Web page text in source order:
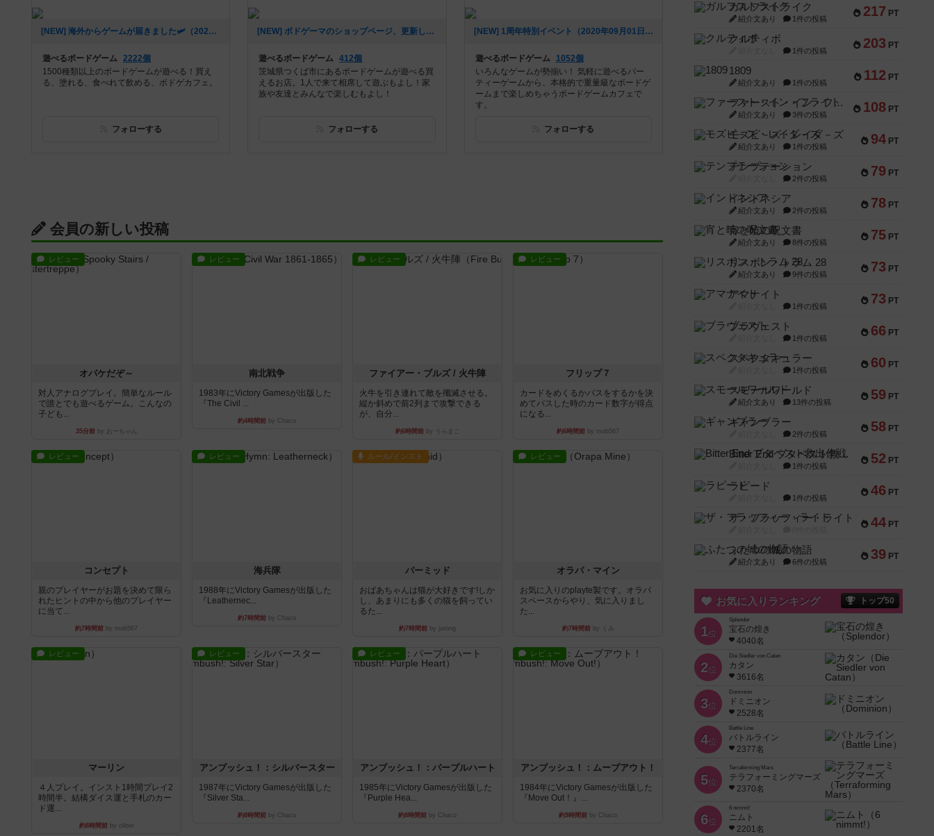
[NEW] 海外からゲームが届きました🛩（2021年12月28日 18時53分）
遊べるボードゲーム 2222個
1500種類以上のボードゲームが遊べる！買え
る、塗れる、食べれて飲める、ボドゲカフェ。
フォローする
[NEW] ボドゲーマのショップページ、更新しました！（2021年08月10日 07時08分）
遊べるボードゲーム 412個
茨城県つくば市にあるボードゲームが遊べる買
えるお店。1人で来て相席して遊ぶもよし！家
族や友達とみんなで楽しむもよし！
フォローする
[NEW] 1周年特別イベント（2020年09月01日 03時25分）
遊べるボードゲーム
1052個
いろんなゲームが勢揃い！ 気軽に遊べるパー
ティーゲームから、本格的で重量級なボードゲ
ームまで楽しめちゃうボードゲームカフェで
す。
フォローする
会員の新しい投稿
レビュー
オバケだぞ～
対人アナログプレイ。簡単なルール
で誰とでも遊べるゲーム。こんなの
子ども...
35分前by おーちゃん
レビュー
南北戦争
1983年にVictory Gamesが出版した
『The Civil ...
約4時間前 by Chaco
レビュー
ファイアー・ブルズ / 火牛陣
火牛を引き連れて敵を殲滅させる。
縦か斜めで前2列まで攻撃できる
が、自分...
約6時間前by うらまこ
レビュー
フリップ７
カードをめくるかパスをするかを決
めてパスした時のカード数字が得点
になる...
約6時間前 by mob567
レビュー
コンセプト
親のプレイヤーがお題を決めて限ら
れたヒントの中から他のプレイヤー
に当て...
約7時間前 by mob567
レビュー
海兵隊
1988年にVictory Gamesが出版した
『Leathernec...
約7時間前 by Chaco
ルール/インスト
パーミッド
おばあちゃんは猫が大好きです!しか
し、あまりにも多くの猫を飼ってい
るた...
約7時間前 by jurong
レビュー
オラパ・マイン
お気に入りのplayte製です。オラパ
スペースからやり、気に入りまし
た...
約7時間前by くみ
レビュー
マーリン
４人プレイ。インスト1時間プレイ2
時間半。結構ダイス運と手札のカー
ド運...
約8時間前by oliber
レビュー
アンブッシュ！：シルバースター
1987年にVictory Gamesが出版した
『Silver Sta...
約8時間前 by Chaco
レビュー
アンブッシュ！：パープルハート
1985年にVictory Gamesが出版した
『Purple Hea...
約8時間前 by Chaco
レビュー
アンブッシュ！：ムーブアウト！
1984年にVictory Gamesが出版した
『Move Out！』...
約9時間前 by Chaco
217 PT
ガルフストライク
紹介文あり 1件の投稿
203 PT
クルティボ
1件の投稿
112 PT
1809
紹介文あり 1件の投稿
108 PT
ファースト・イン・フライト
紹介文あり 3件の投稿
94 PT
モズビ－ズ・レイダ－ズ
紹介文あり 1件の投稿
79 PT
テンプテーション
2件の投稿
78 PT
インドネシア
紹介文あり 2件の投稿
75 PT
宵と暁の呪文書
紹介文あり 8件の投稿
73 PT
リスボン・トラム 28
紹介文あり 9件の投稿
73 PT
アマナイト
1件の投稿
66 PT
ブラヴェスト
1件の投稿
60 PT
スペクタキュラー
1件の投稿
59 PT
スモールワールド
紹介文あり 13件の投稿
58 PT
ギャンブラー
2件の投稿
52 PT
Bitter End ブタペスト救出作戦
1件の投稿
46 PT
ラピード
1件の投稿
44 PT
ザ・フラッフィー・ライト
39 PT
ふたつの城の物語
紹介文あり 6件の投稿
お気に入りランキング トップ50
1位
Splendor
宝石の煌き
4040名
2位
Die Siedler von Catan
カタン
3616名
3位
Dominion
ドミニオン
2528名
4位
Battle Line
バトルライン
2377名
5位
Terraforming Mars
テラフォーミングマーズ
2370名
6位
6 nimmt!
ニムト
2201名